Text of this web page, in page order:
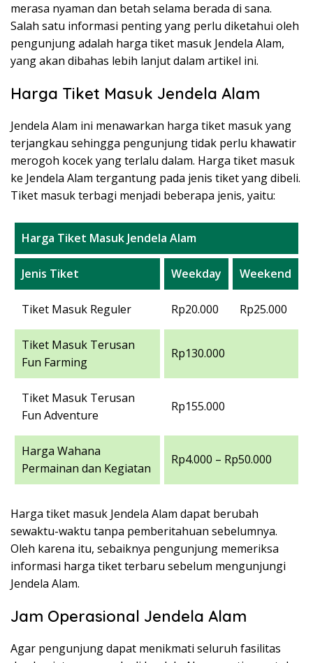
merasa nyaman dan betah selama berada di sana.
Salah satu informasi penting yang perlu diketahui oleh
pengunjung adalah harga tiket masuk Jendela Alam,
yang akan dibahas lebih lanjut dalam artikel ini.
Harga Tiket Masuk Jendela Alam
Jendela Alam ini menawarkan harga tiket masuk yang
terjangkau sehingga pengunjung tidak perlu khawatir
merogoh kocek yang terlalu dalam. Harga tiket masuk
ke Jendela Alam tergantung pada jenis tiket yang dibeli.
Tiket masuk terbagi menjadi beberapa jenis, yaitu:
Harga Tiket Masuk Jendela Alam
Jenis Tiket Weekday Weekend
Tiket Masuk Reguler Rp20.000 Rp25.000
Tiket Masuk Terusan
Fun Farming
Rp130.000
Tiket Masuk Terusan
Fun Adventure
Rp155.000
Harga Wahana
Permainan dan Kegiatan
Rp4.000 – Rp50.000
Harga tiket masuk Jendela Alam dapat berubah
sewaktu-waktu tanpa pemberitahuan sebelumnya.
Oleh karena itu, sebaiknya pengunjung memeriksa
informasi harga tiket terbaru sebelum mengunjungi
Jendela Alam.
Jam Operasional Jendela Alam
Agar pengunjung dapat menikmati seluruh fasilitas